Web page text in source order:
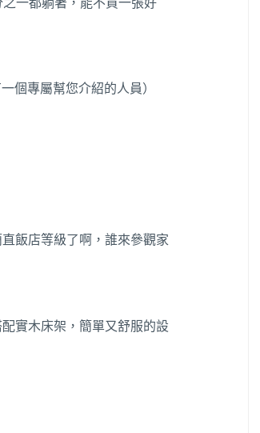
個專屬幫您介紹的人員）
飯店等級了啊，誰來參觀家
實木床架，簡單又舒服的設